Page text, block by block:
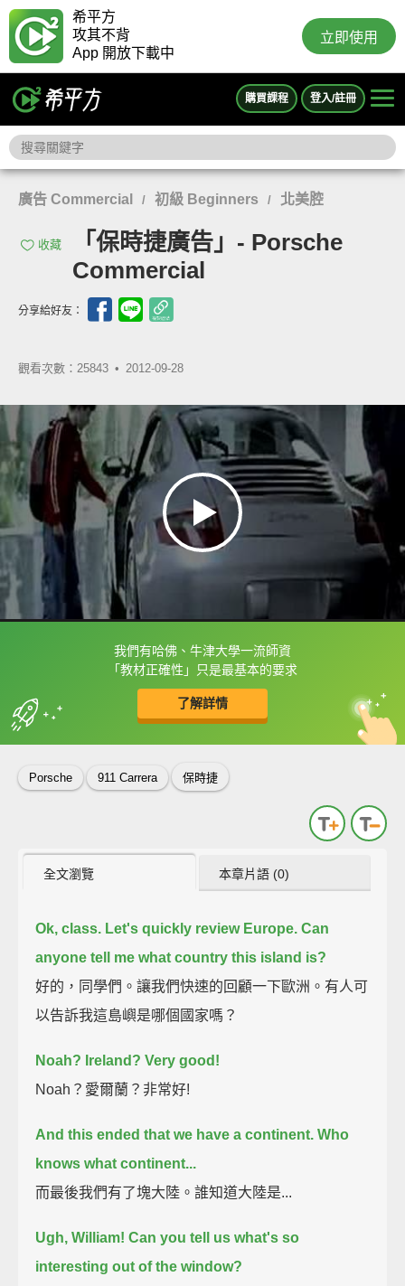
希平方
攻其不背
App 開放下載中
立即使用
購買課程 登入/註冊
廣告 Commercial / 初級 Beginners / 北美腔
收藏
「保時捷廣告」- Porsche
Commercial
分享給好友：
觀看次數：25843 • 2012-09-28
我們有哈佛、牛津大學一流師資
「教材正確性」只是最基本的要求
了解詳情
框選或點兩下字幕可以直接查字典喔！
收錄佳句 中
英
Porsche 911 Carrera 保時捷
全文瀏覽 本章片語 (0)
Ok, class. Let's quickly review Europe. Can
anyone tell me what country this island is?
好的，同學們。讓我們快速的回顧一下歐洲。有人可
以告訴我這島嶼是哪個國家嗎？
Noah? Ireland? Very good!
Noah？愛爾蘭？非常好!
And this ended that we have a continent. Who
knows what continent...
而最後我們有了塊大陸。誰知道大陸是...
Ugh, William! Can you tell us what's so
interesting out of the window?